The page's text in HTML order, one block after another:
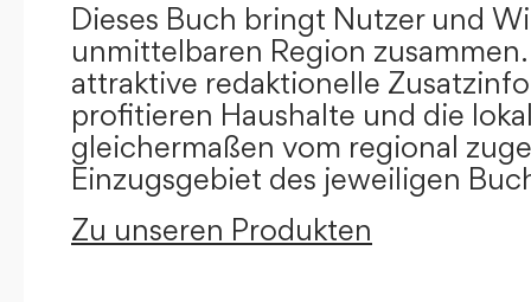
Dieses Buch bringt Nutzer und
unmittelbaren Region
attraktive redaktionelle
profitieren Haushalte und die
gleichermaßen vom regional
Einzugsgebiet des jeweiligen
Zu unseren Produkten